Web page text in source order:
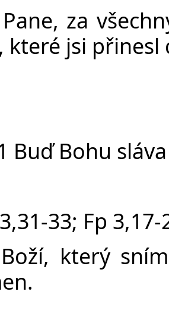
za
které jsi
Buď Bohu sláva
33; Fp 3,17-
který